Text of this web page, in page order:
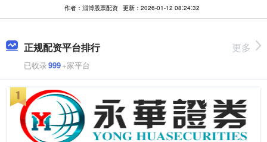
作者：淄博股票配资 更新：2026-01-12 08:24:32
正规配资平台排行
已收录999+家平台
更多